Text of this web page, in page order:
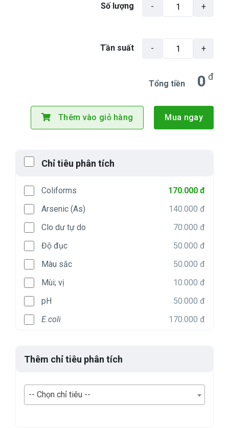
Chỉ tiêu phân tích
Coliforms
170.000 đ
Arsenic (As)
140.000 đ
Clo dư tự do
70.000 đ
Độ đục
50.000 đ
Màu sắc
50.000 đ
Mùi; vị
10.000 đ
pH
50.000 đ
E.coli
170.000 đ
Thêm chỉ tiêu phân tích
-- Chọn chỉ tiêu --
Số lượng - +
Tần suất - +
Tổng tiền 0
Thêm vào giỏ hàng Mua ngay